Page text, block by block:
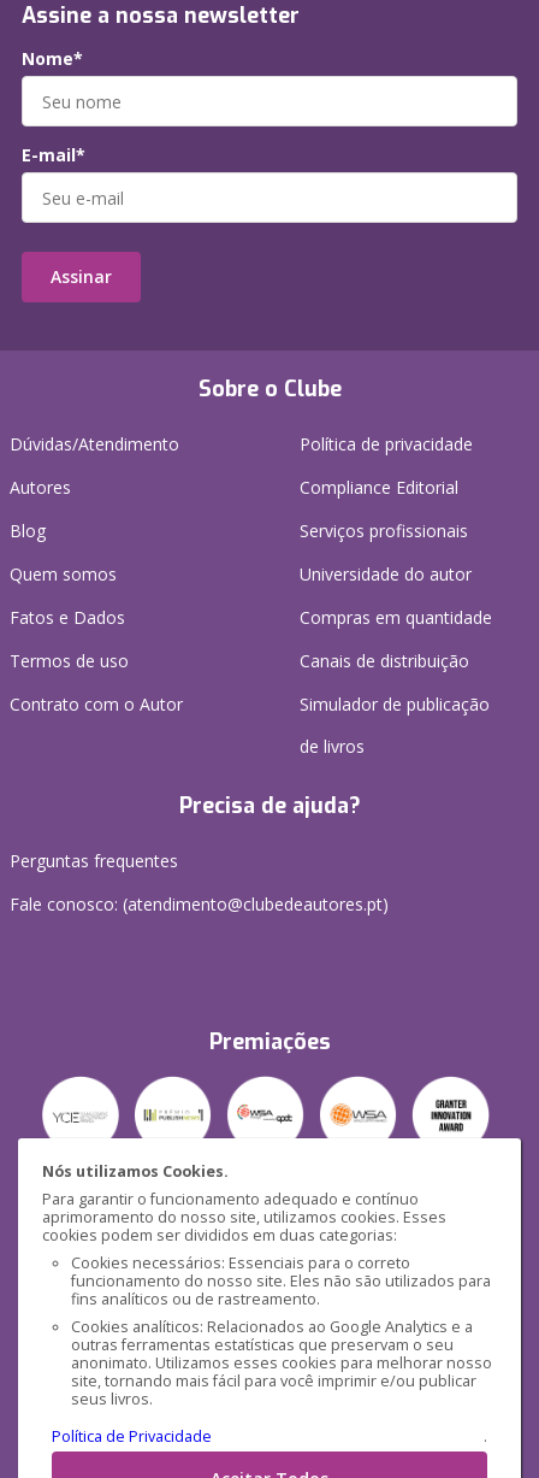
Nós utilizamos Cookies.
Para garantir o funcionamento adequado e contínuo
aprimoramento do nosso site, utilizamos cookies. Esses
cookies podem ser divididos em duas categorias:
Cookies necessários: Essenciais para o correto
funcionamento do nosso site. Eles não são utilizados para
fins analíticos ou de rastreamento.
Cookies analíticos: Relacionados ao Google Analytics e a
outras ferramentas estatísticas que preservam o seu
anonimato. Utilizamos esses cookies para melhorar nosso
site, tornando mais fácil para você imprimir e/ou publicar
seus livros.
Política de Privacidade
.
Sobre o Clube
Dúvidas/Atendimento
Autores
Blog
Quem somos
Fatos e Dados
Termos de uso
Contrato com o Autor
Política de privacidade
Compliance Editorial
Serviços profissionais
Universidade do autor
Compras em quantidade
Canais de distribuição
Simulador de publicação
de livros
Precisa de ajuda?
Perguntas frequentes
Fale conosco: (atendimento@clubedeautores.pt)
Premiações
Segurança
Mídias Sociais
Assine a nossa newsletter
Nome*
E-mail*
Assinar